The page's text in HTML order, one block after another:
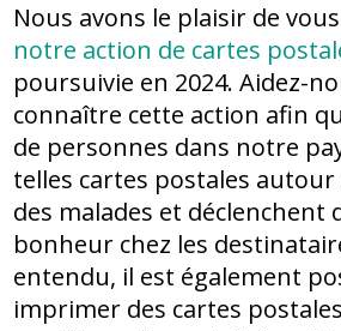
Nous avons le plaisir de
notre action de cartes
poursuivie en 2024. Aidez-
connaître cette action afin
de personnes dans notre
telles cartes postales autour
des malades et déclenchent
bonheur chez les
entendu, il est également
imprimer des cartes